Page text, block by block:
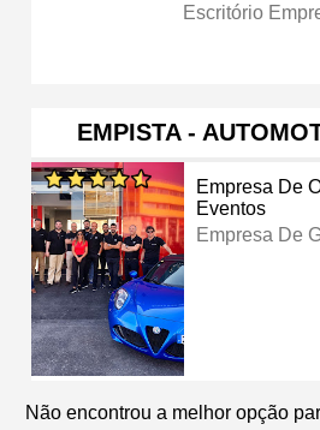
Escritório
EMPISTA -
Empresa De
Eventos
Empresa De
Não encontrou a melhor opção